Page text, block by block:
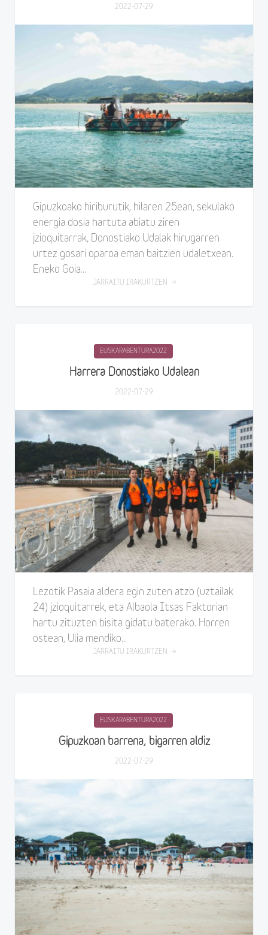
2022-07-29
Gipuzkoako hiriburutik, hilaren 25ean, sekulako
energia dosia hartuta abiatu ziren
jzioquitarrak, Donostiako Udalak hirugarren
urtez gosari oparoa eman baitzien udaletxean.
Eneko Goia...
JARRAITU IRAKURTZEN
EUSKARABENTURA2022
Harrera Donostiako Udalean
2022-07-29
Lezotik Pasaia aldera egin zuten atzo (uztailak
24) jzioquitarrek, eta Albaola Itsas Faktorian
hartu zituzten bisita gidatu baterako. Horren
ostean, Ulia mendiko...
JARRAITU IRAKURTZEN
EUSKARABENTURA2022
Gipuzkoan barrena, bigarren aldiz
2022-07-29